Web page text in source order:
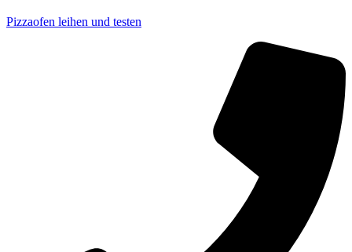
Pizzaofen leihen und testen